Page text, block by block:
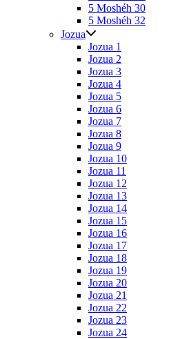
5 Moshéh 30
5 Moshéh 32
Jozua
Jozua 1
Jozua 2
Jozua 3
Jozua 4
Jozua 5
Jozua 6
Jozua 7
Jozua 8
Jozua 9
Jozua 10
Jozua 11
Jozua 12
Jozua 13
Jozua 14
Jozua 15
Jozua 16
Jozua 17
Jozua 18
Jozua 19
Jozua 20
Jozua 21
Jozua 22
Jozua 23
Jozua 24